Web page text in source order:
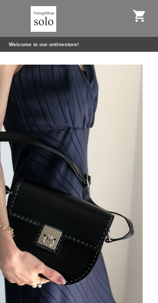
Welcome to our onlinestore!